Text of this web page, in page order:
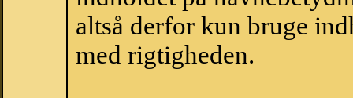
altså derfor kun bruge
med rigtigheden.